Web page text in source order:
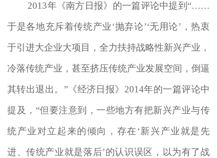
2013年《南方日报》的一篇评论中提到“……
于是各地充斥着传统产业‘抛弃论’‘无用论’，热衷
于引进大企业大项目，全力扶持战略性新兴产业，
冷落传统产业，甚至挤压传统产业发展空间，倒逼
其转出退出。”《经济日报》2014年的一篇评论中
提及，“但要注意到，一些地方有把新兴产业与传
统产业对立起来的倾向，存在‘新兴产业就是先
进、传统产业就是落后’的认识误区，以为有了战